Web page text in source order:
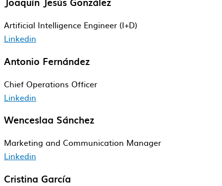
Artificial Intelligence Engineer (I+D)
Linkedin
Antonio Fernández
Chief Operations​ Officer​
Linkedin
Wenceslaa Sánchez
Marketing and Communication Manager
Linkedin
Cristina García